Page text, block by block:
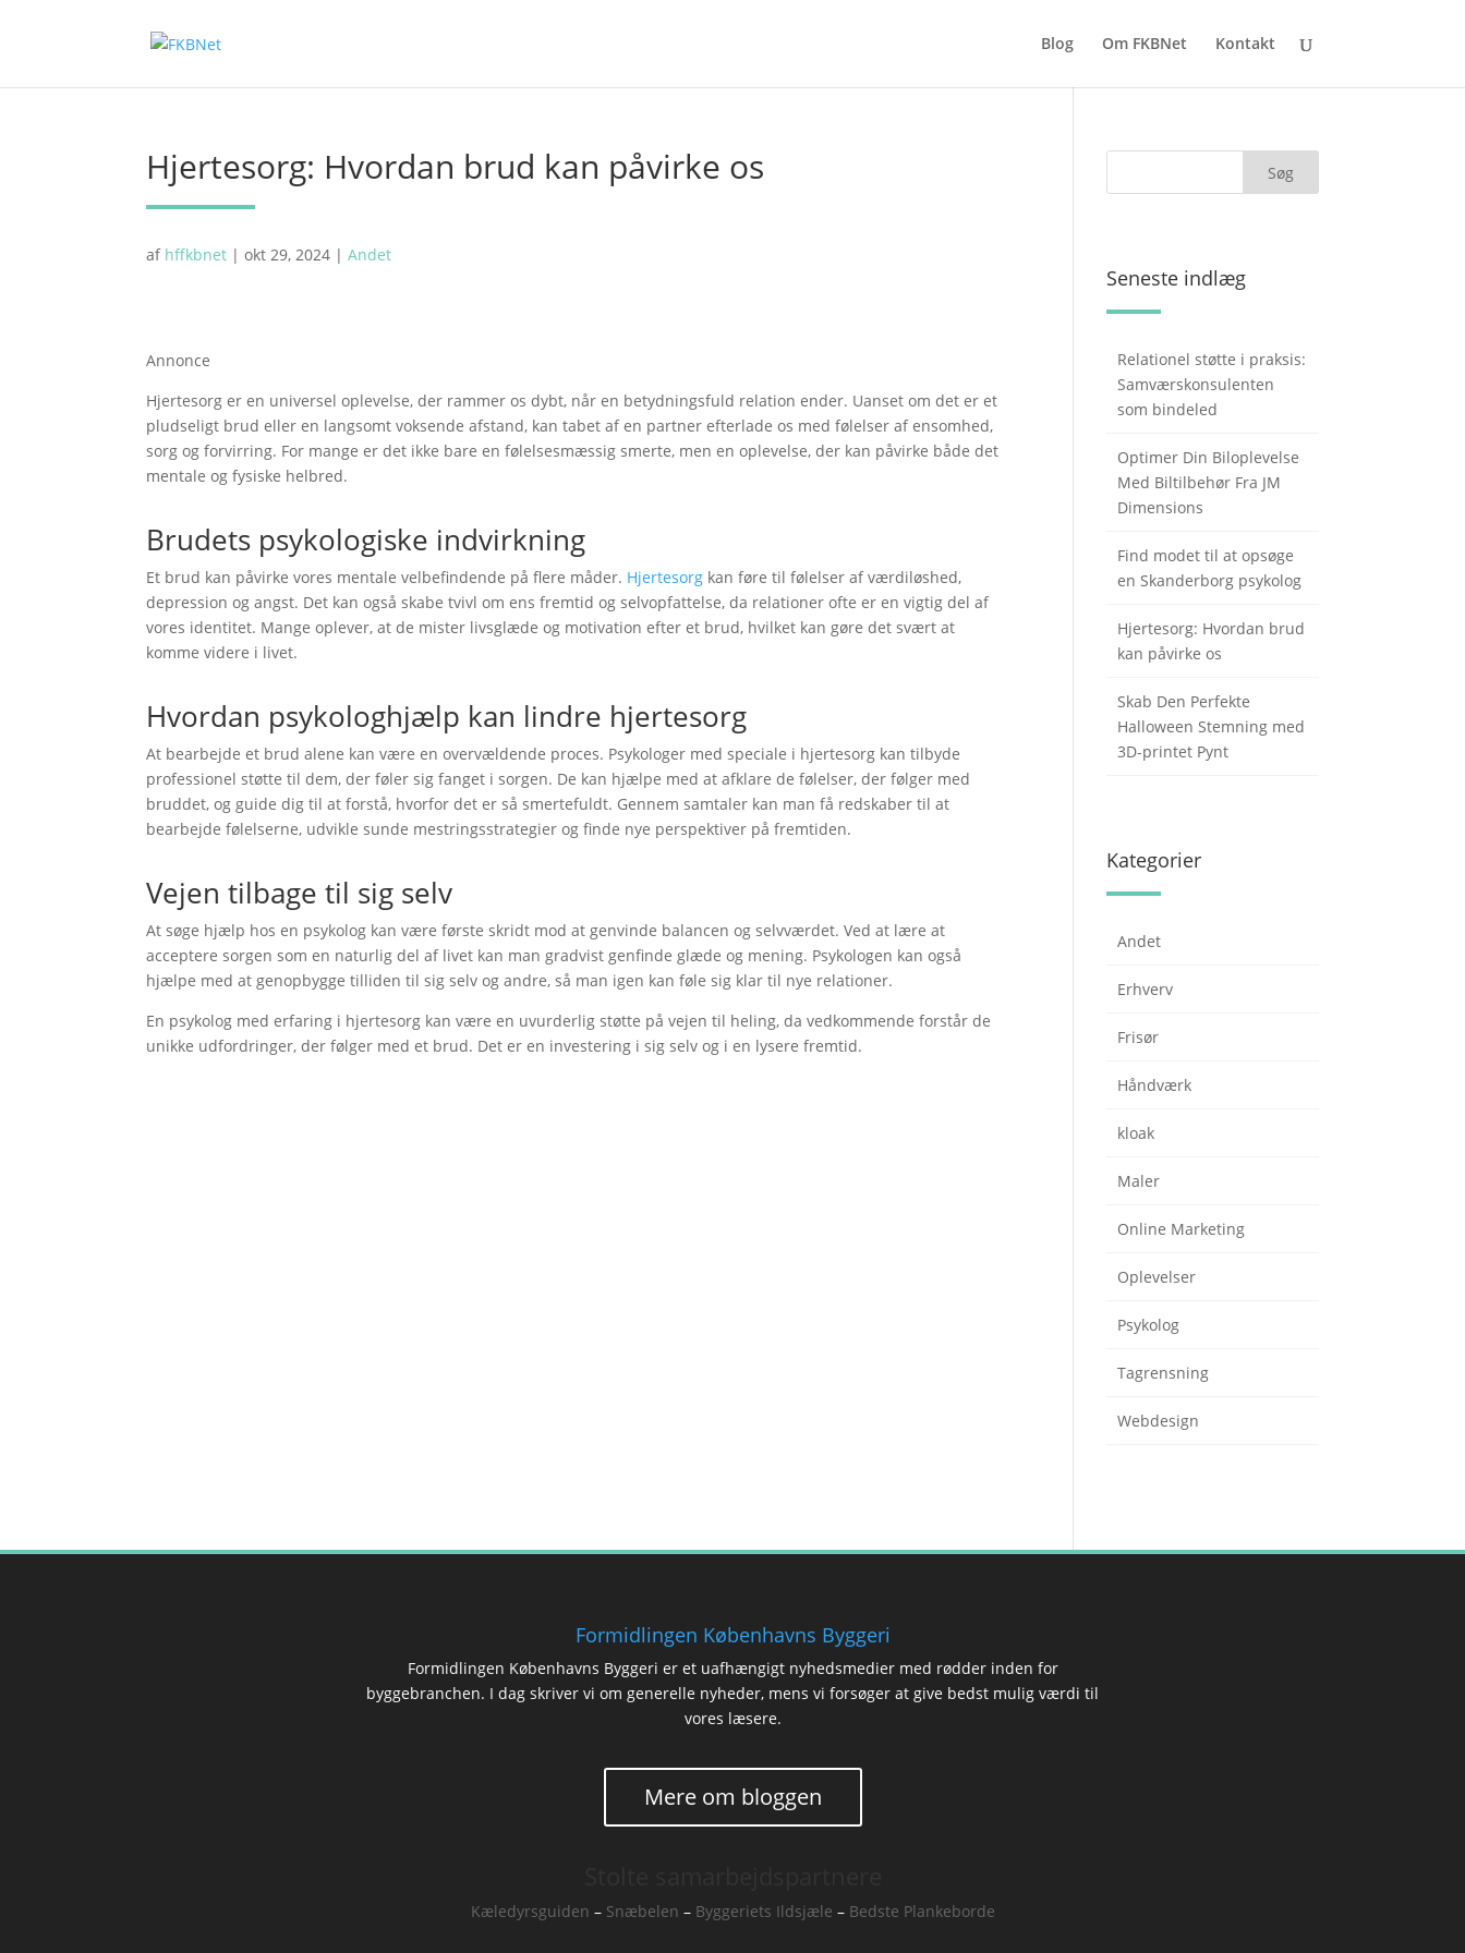
Blog Om FKBNet Kontakt
Hjertesorg: Hvordan brud kan påvirke os
af hffkbnet |okt 29, 2024 |Andet
Annonce
Hjertesorg er en universel oplevelse, der rammer os dybt, når en betydningsfuld relation ender. Uanset om det er et
pludseligt brud eller en langsomt voksende afstand, kan tabet af en partner efterlade os med følelser af ensomhed,
sorg og forvirring. For mange er det ikke bare en følelsesmæssig smerte, men en oplevelse, der kan påvirke både det
mentale og fysiske helbred.
Brudets psykologiske indvirkning
Et brud kan påvirke vores mentale velbefindende på flere måder. Hjertesorg kan føre til følelser af værdiløshed,
depression og angst. Det kan også skabe tvivl om ens fremtid og selvopfattelse, da relationer ofte er en vigtig del af
vores identitet. Mange oplever, at de mister livsglæde og motivation efter et brud, hvilket kan gøre det svært at
komme videre i livet.
Hvordan psykologhjælp kan lindre hjertesorg
At bearbejde et brud alene kan være en overvældende proces. Psykologer med speciale i hjertesorg kan tilbyde
professionel støtte til dem, der føler sig fanget i sorgen. De kan hjælpe med at afklare de følelser, der følger med
bruddet, og guide dig til at forstå, hvorfor det er så smertefuldt. Gennem samtaler kan man få redskaber til at
bearbejde følelserne, udvikle sunde mestringsstrategier og finde nye perspektiver på fremtiden.
Vejen tilbage til sig selv
At søge hjælp hos en psykolog kan være første skridt mod at genvinde balancen og selvværdet. Ved at lære at
acceptere sorgen som en naturlig del af livet kan man gradvist genfinde glæde og mening. Psykologen kan også
hjælpe med at genopbygge tilliden til sig selv og andre, så man igen kan føle sig klar til nye relationer.
En psykolog med erfaring i hjertesorg kan være en uvurderlig støtte på vejen til heling, da vedkommende forstår de
unikke udfordringer, der følger med et brud. Det er en investering i sig selv og i en lysere fremtid.
Seneste indlæg
Relationel støtte i praksis:
Samværskonsulenten
som bindeled
Optimer Din Biloplevelse
Med Biltilbehør Fra JM
Dimensions
Find modet til at opsøge
en Skanderborg psykolog
Hjertesorg: Hvordan brud
kan påvirke os
Skab Den Perfekte
Halloween Stemning med
3D-printet Pynt
Kategorier
Andet
Erhverv
Frisør
Håndværk
kloak
Maler
Online Marketing
Oplevelser
Psykolog
Tagrensning
Webdesign
Formidlingen Københavns Byggeri
Formidlingen Københavns Byggeri er et uafhængigt nyhedsmedier med rødder inden for
byggebranchen. I dag skriver vi om generelle nyheder, mens vi forsøger at give bedst mulig værdi til
vores læsere.
Mere om bloggen
Kæledyrsguiden – Snæbelen – Byggeriets Ildsjæle – Bedste Plankeborde